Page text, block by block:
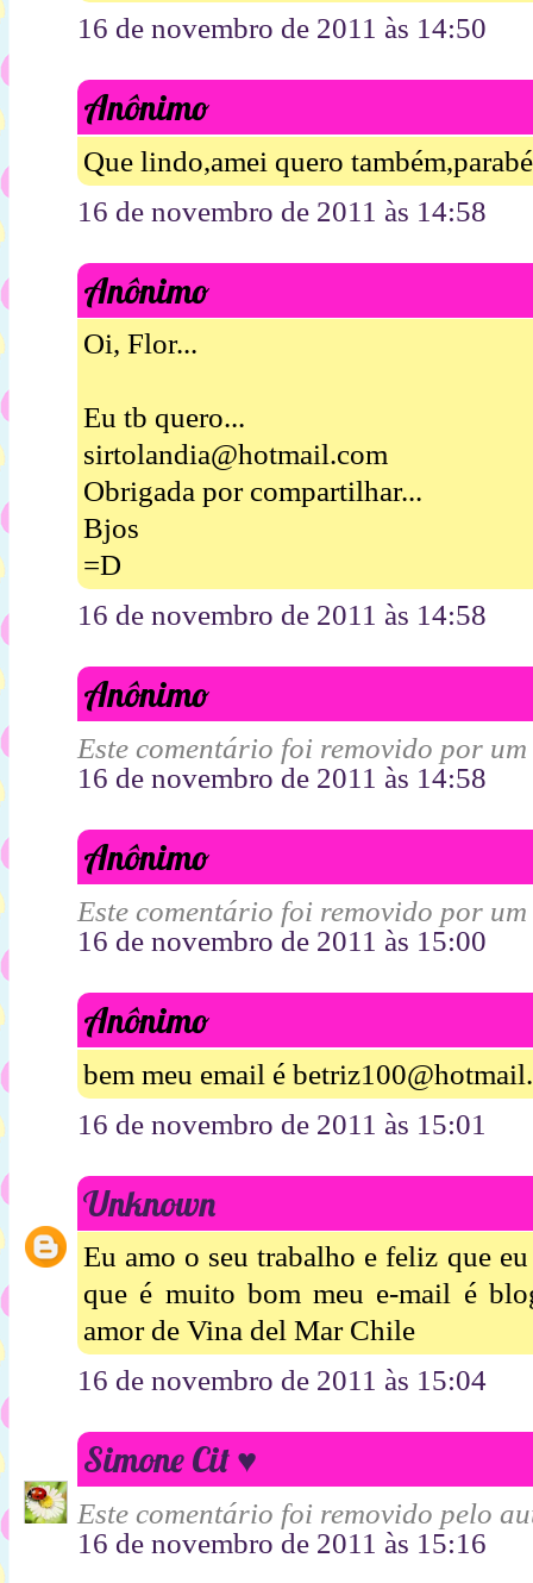
16 de novembro de 2011 às 14:50
Anônimo
Que lindo,amei quero
16 de novembro de 2011 às 14:58
Anônimo
Oi, Flor...
Eu tb quero...
sirtolandia@hotmail.com
Obrigada por compartilhar...
Bjos
=D
16 de novembro de 2011 às 14:58
Anônimo
Este comentário foi removido por
16 de novembro de 2011 às 14:58
Anônimo
Este comentário foi removido por
16 de novembro de 2011 às 15:00
Anônimo
bem meu email é
16 de novembro de 2011 às 15:01
Unknown
Eu amo o seu trabalho e feliz que
que é muito bom meu e-mail é
amor de Vina del Mar Chile
16 de novembro de 2011 às 15:04
Simone Cit ♥
Este comentário foi removido pelo
16 de novembro de 2011 às 15:16